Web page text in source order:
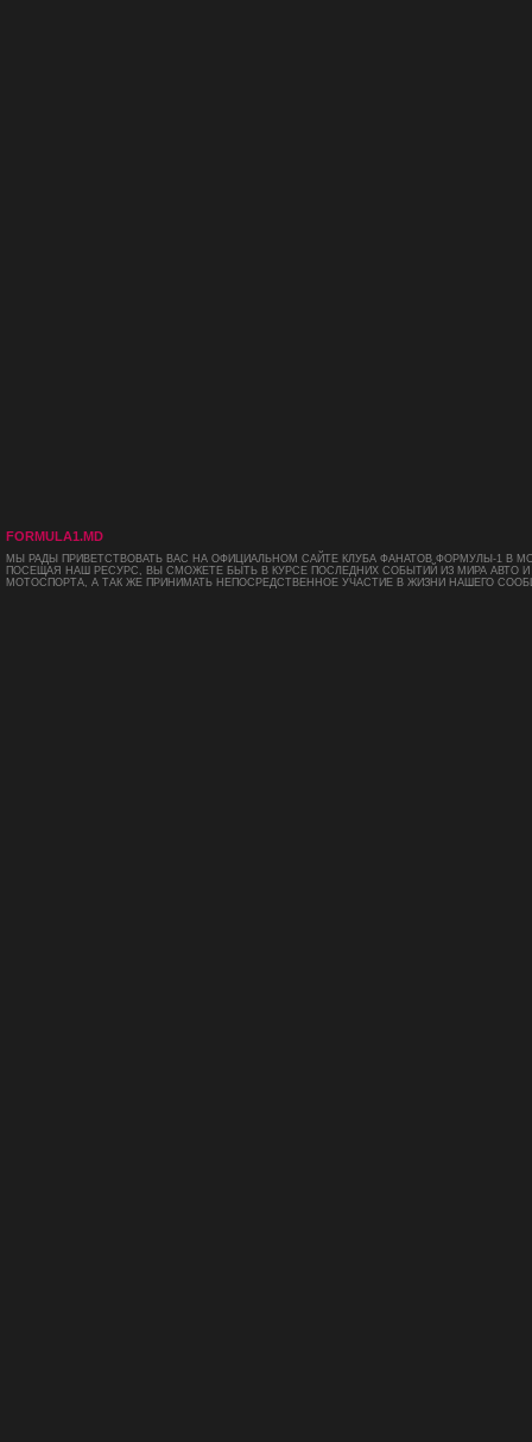
FORMULA1.MD
МЫ РАДЫ ПРИВЕТСТВОВАТЬ ВАС НА ОФИЦИАЛЬНОМ САЙТЕ КЛУБА ФАНАТОВ ФОРМУЛЫ-1 В
ПОСЕЩАЯ НАШ РЕСУРС, ВЫ СМОЖЕТЕ БЫТЬ В КУРСЕ ПОСЛЕДНИХ СОБЫТИЙ ИЗ МИРА АВТО И
МОТОСПОРТА, А ТАК ЖЕ ПРИНИМАТЬ НЕПОСРЕДСТВЕННОЕ УЧАСТИЕ В ЖИЗНИ НАШЕГО